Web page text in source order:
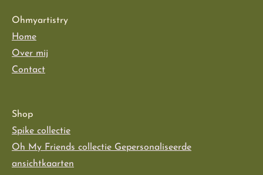
a
g
a
m
o
Ohmyartistry
Home
Over mij
Contact
Shop
Spike collectie
Oh My Friends collectie Gepersonaliseerde
ansichtkaarten